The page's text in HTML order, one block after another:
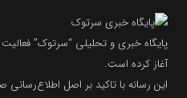
آغاز کرده است.
این رسانه با تاکید بر اصل